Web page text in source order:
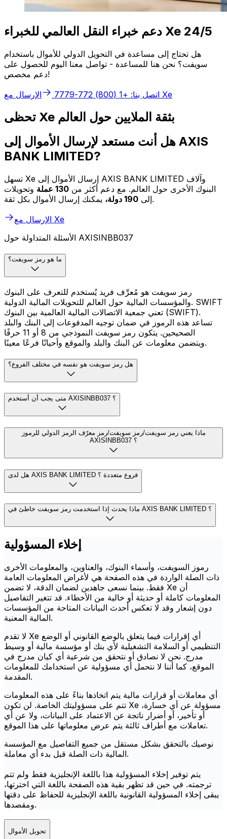
دعم خبراء النقل العالمي للخبراء Xe 24/5
هل تحتاج إلى مساعدة في التحويل الدولي للأموال باستخدام
سويفت؟ نحن هنا للمساعدة - تواصل معنا اليوم للحصول على
دعم مخصص!
اتصل بنا: +1 (800) 772-7779 الإرسال مع Xe
تحظى Xe بثقة الملايين حول العالم
هل أنت مستعد لإرسال الأموال إلى AXIS
BANK LIMITED?
تسهل Xe إرسال الأموال إلى AXIS BANK LIMITED وآلاف
البنوك الأخرى حول العالم. مع دعم أكثر من 130 عملة
وتحويلات
إلى 190 دولة،
يمكنك إرسال الأموال بكل ثقة.
الإرسال مع Xe
الأسئلة المتداولة حول AXISINBB037
ما هو رمز سويفت؟
رمز سويفت هو مُعرِّف فريد يُستخدم للتعرف على البنوك
والمؤسسات المالية حول العالم للتحويلات المالية الدولية. SWIFT
تعني جمعية الاتصالات المالية العالمية بين البنوك (SWIFT).
تساعد هذه الرموز في ضمان توجيه المدفوعات إلى البنك والبلد
الصحيحين. يتكون رمز سويفت النموذجي من 8 أو 11 حرفًا
ويتضمن معلومات عن البنك والبلد والموقع وأحيانًا فرعًا معينًا.
هل رمز سويفت هو نفسه في مختلف الفروع؟
متى يجب أن أستخدم AXISINBB037 ؟
ماذا يعني رمز سويفت/رمز سويفت/رمز معرّف الرمز الدولي للرموز
AXISINBB037 ؟
هل لدى AXIS BANK LIMITED فروع متعددة ؟
ماذا يحدث إذا استخدمت رمز سويفت خاطئ في AXIS BANK LIMITED ؟
إخلاء المسؤولية
رموز السويفت، وأسماء البنوك، والعناوين، والمعلومات الأخرى
ذات الصلة الواردة في هذه الصفحة هي لأغراض المعلومات العامة
فقط. بينما نسعى جاهدين لضمان الدقة، لا تضمن Xe أن
المعلومات كاملة أو حديثة أو خالية من الأخطاء. قد تتغير التفاصيل
دون إشعار وقد لا تعكس أحدث البيانات المتاحة من المؤسسات
المالية المعنية.
لا تقدم Xe أي إقرارات فيما يتعلق بالوضع القانوني أو الوضع
التنظيمي أو السلامة التشغيلية لأي بنك أو مؤسسة مالية أو وسيط
مدرج. نحن لا نصادق أو نتحقق من شرعية أي كيان مدرج في
الموقع، كما أننا لا نتحمل أي مسؤولية عن استخدامك للمعلومات
المقدمة.
أي معاملات أو قرارات مالية يتم اتخاذها بناءً على هذه المعلومات
تتم على مسؤوليتك الخاصة. لن تكون Xe مسؤولة عن أي خسارة،
أو تأخير، أو أضرار ناتجة عن الاعتماد على البيانات، ولا عن أي
تعاملات مع أطراف ثالثة يتم عرض معلوماتها على هذا الموقع.
نوصيك بالتحقق بشكل مستقل من جميع التفاصيل مع المؤسسة
المالية ذات الصلة قبل بدء أي معاملة.
يتم توفير إخلاء المسؤولية هذا باللغة الإنجليزية فقط ولم تتم
ترجمته. في حين قد تظهر بقية هذه الصفحة باللغة التي اخترتها،
يبقى إخلاء المسؤولية القانونية باللغة الإنجليزية للحفاظ على دقتها
ومقصدها.
تحويل الأموال